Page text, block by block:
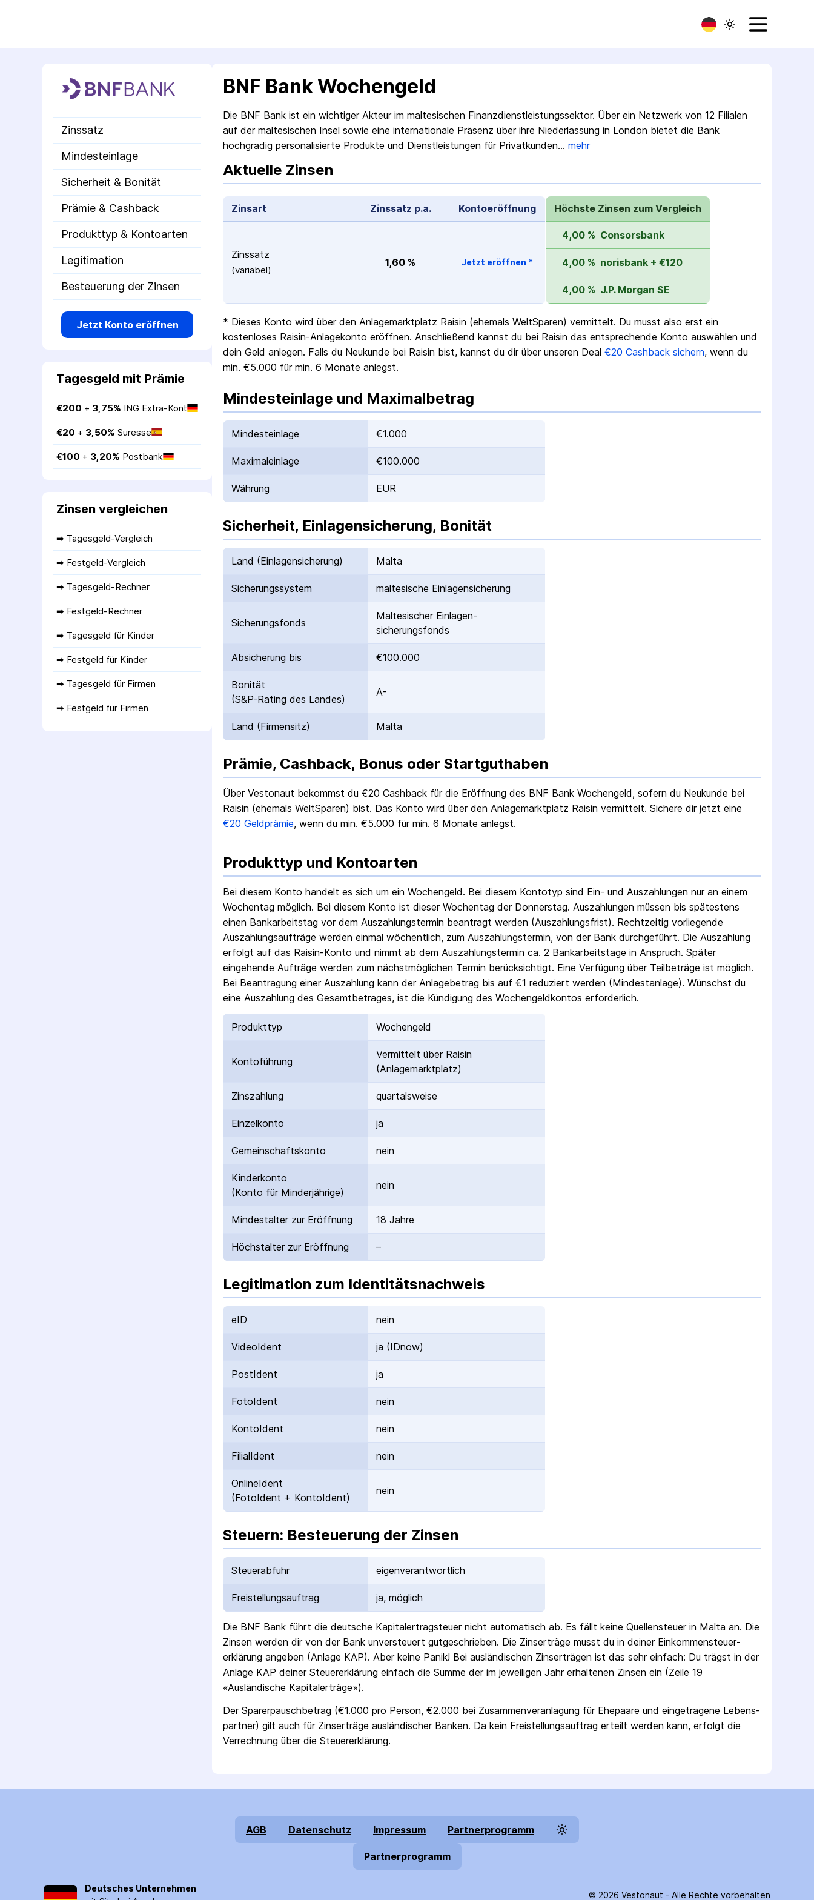
Zinssatz
Mindesteinlage
Sicherheit & Bonität
Prämie & Cashback
Produkttyp & Kontoarten
Legitimation
Besteuerung der Zinsen
Jetzt Konto eröffnen
Tagesgeld mit Prämie
€200 + 3,75% ING Extra-Kont
€20 + 3,50% Suresse
€100 + 3,20% Postbank
Zinsen vergleichen
➡ Tagesgeld-Vergleich
➡ Festgeld-Vergleich
➡ Tagesgeld-Rechner
➡ Festgeld-Rechner
➡ Tagesgeld für Kinder
➡ Festgeld für Kinder
➡ Tagesgeld für Firmen
➡ Festgeld für Firmen
BNF Bank Wochengeld
Die BNF Bank ist ein wichtiger Akteur im maltesischen Finanzdienstleistungssektor. Über ein Netzwerk von 12 Filialen
auf der maltesischen Insel sowie eine internationale Präsenz über ihre Niederlassung in London bietet die Bank
hochgradig personalisierte Produkte und Dienstleistungen für Privatkunden… mehr
Aktuelle Zinsen
Zinsart Zinssatz p.a. Konto­eröffnung
Zinssatz
(variabel)
1,60 % Jetzt eröffnen *
Höchste Zinsen zum Vergleich
4,00 % Consorsbank
4,00 % norisbank + €120
4,00 % J.P. Morgan SE
* Dieses Konto wird über den Anlagemarktplatz Raisin (ehemals WeltSparen) vermittelt. Du musst also erst ein
kostenloses Raisin-Anlagekonto eröffnen. Anschließend kannst du bei Raisin das entsprechende Konto auswählen und
dein Geld anlegen. Falls du Neukunde bei Raisin bist, kannst du dir über unseren Deal €20 Cashback sichern, wenn du
min. €5.000 für min. 6 Monate anlegst.
Mindesteinlage und Maximalbetrag
Mindesteinlage €1.000
Maximaleinlage €100.000
Währung EUR
Sicherheit, Einlagensicherung, Bonität
Land (Einlagen­sicherung) Malta
Sicherungs­system maltesische Einlagen­sicherung
Sicherungs­fonds
Maltesischer Einlagen­
sicherungsfonds
Absicherung bis €100.000
Bonität
(S&P-Rating des Landes)
A-
Land (Firmensitz) Malta
Prämie, Cashback, Bonus oder Startguthaben
Über Vestonaut bekommst du €20 Cashback für die Eröffnung des BNF Bank Wochengeld, sofern du Neukunde bei
Raisin (ehemals WeltSparen) bist. Das Konto wird über den Anlagemarktplatz Raisin vermittelt. Sichere dir jetzt eine
€20 Geldprämie, wenn du min. €5.000 für min. 6 Monate anlegst.
Produkttyp und Kontoarten
Bei diesem Konto handelt es sich um ein Wochengeld. Bei diesem Kontotyp sind Ein- und Auszahlungen nur an einem
Wochentag möglich. Bei diesem Konto ist dieser Wochentag der Donnerstag. Auszahlungen müssen bis spätestens
einen Bankarbeitstag vor dem Auszahlungstermin beantragt werden (Auszahlungsfrist). Rechtzeitig vorliegende
Auszahlungsaufträge werden einmal wöchentlich, zum Auszahlungstermin, von der Bank durchgeführt. Die Auszahlung
erfolgt auf das Raisin-Konto und nimmt ab dem Auszahlungstermin ca. 2 Bankarbeitstage in Anspruch. Später
eingehende Aufträge werden zum nächstmöglichen Termin berücksichtigt. Eine Verfügung über Teilbeträge ist möglich.
Bei Beantragung einer Auszahlung kann der Anlagebetrag bis auf €1 reduziert werden (Mindestanlage). Wünschst du
eine Auszahlung des Gesamtbetrages, ist die Kündigung des Wochengeldkontos erforderlich.
Produkttyp Wochengeld
Kontoführung
Vermittelt über Raisin
(Anlagemarktplatz)
Zinszahlung quartalsweise
Einzelkonto ja
Gemeinschafts­konto nein
Kinderkonto
(Konto für Minderjährige)
nein
Mindestalter zur Eröffnung 18 Jahre
Höchstalter zur Eröffnung –
Legitimation zum Identitätsnachweis
eID nein
VideoIdent ja (IDnow)
PostIdent ja
FotoIdent nein
KontoIdent nein
FilialIdent nein
OnlineIdent
(FotoIdent + KontoIdent)
nein
Steuern: Besteuerung der Zinsen
Steuerabfuhr eigenverantwortlich
Freistellungs­auftrag ja, möglich
Die BNF Bank führt die deutsche Kapital­ertrag­steuer nicht automatisch ab. Es fällt keine Quellen­steuer in Malta an. Die
Zinsen werden dir von der Bank unversteuert gutgeschrieben. Die Zins­erträge musst du in deiner Einkommen­steuer­
erklärung angeben (Anlage KAP). Aber keine Panik! Bei ausländischen Zins­erträgen ist das sehr einfach: Du trägst in der
Anlage KAP deiner Steuer­erklärung einfach die Summe der im jeweiligen Jahr erhaltenen Zinsen ein (Zeile 19
«Ausländische Kapital­erträge»).
Der Sparer­pausch­betrag (€1.000 pro Person, €2.000 bei Zusammen­veranlagung für Ehepaare und eingetragene Lebens­
partner) gilt auch für Zins­erträge ausländischer Banken. Da kein Freistellungs­auftrag erteilt werden kann, erfolgt die
Verrechnung über die Steuer­erklärung.
AGB Datenschutz Impressum Partnerprogramm
Partnerprogramm
Deutsches Unternehmen
© 2026 Vestonaut - Alle Rechte vorbehalten